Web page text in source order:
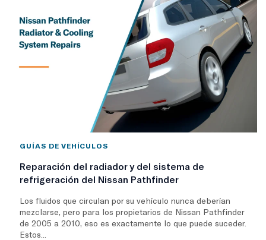
GUÍAS DE VEHÍCULOS
Reparación del radiador y del sistema de
refrigeración del Nissan Pathfinder
Los fluidos que circulan por su vehículo nunca deberían
mezclarse, pero para los propietarios de Nissan Pathfinder
de 2005 a 2010, eso es exactamente lo que puede suceder.
Estos...